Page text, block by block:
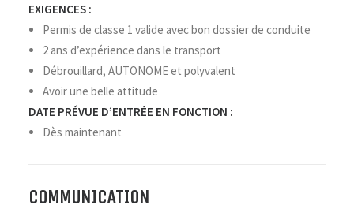
EXIGENCES :
Permis de classe 1 valide avec bon dossier de conduite
2 ans d’expérience dans le transport
Débrouillard, AUTONOME et polyvalent
Avoir une belle attitude
DATE PRÉVUE D’ENTRÉE EN FONCTION :
Dès maintenant
COMMUNICATION